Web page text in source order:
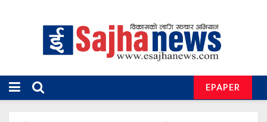
EPAPER